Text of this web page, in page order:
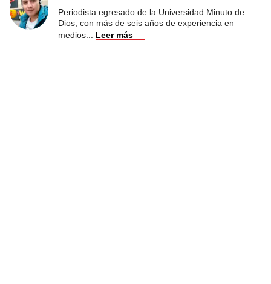
Periodista egresado de la Universidad Minuto de
Dios, con más de seis años de experiencia en
medios
Leer más